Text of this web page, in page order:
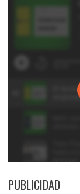
PUBLICIDAD